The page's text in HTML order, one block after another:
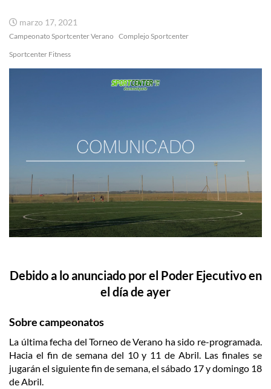
marzo 17, 2021
Campeonato Sportcenter Verano Complejo Sportcenter
Sportcenter Fitness
Debido a lo anunciado por el Poder Ejecutivo en
el día de ayer
Sobre campeonatos
La última fecha del Torneo de Verano ha sido re-programada.
Hacia el fin de semana del 10 y 11 de Abril. Las finales se
jugarán el siguiente fin de semana, el sábado 17 y domingo 18
de Abril.